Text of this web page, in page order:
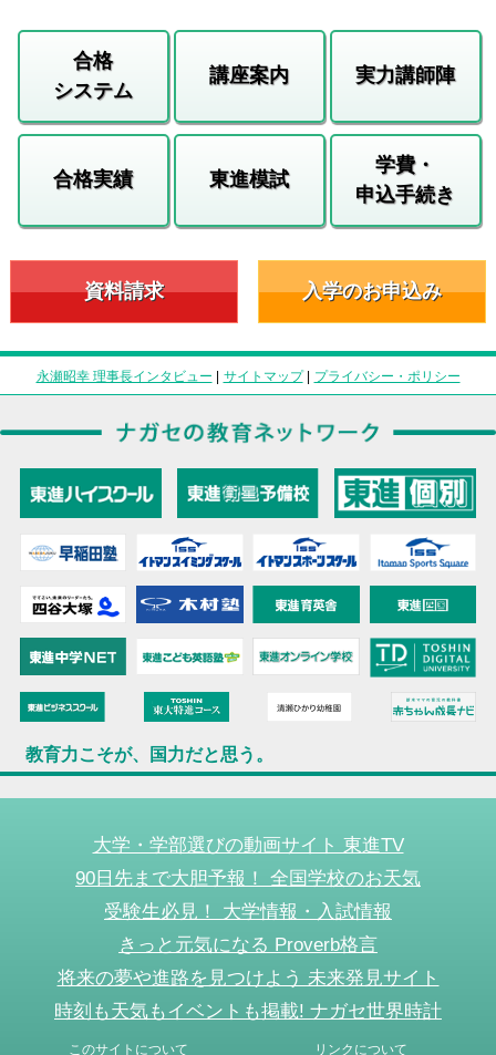
合格
システム
講座案内 実力講師陣
合格実績 東進模試
学費・
申込手続き
資料請求 入学のお申込み
永瀬昭幸 理事長インタビュー | サイトマップ| プライバシー・ポリシー
教育力こそが、国力だと思う。
大学・学部選びの動画サイト 東進TV
90日先まで大胆予報！ 全国学校のお天気
受験生必見！ 大学情報・入試情報
きっと元気になる Proverb格言
将来の夢や進路を見つけよう 未来発見サイト
時刻も天気もイベントも掲載! ナガセ世界時計
このサイトについて リンクについて